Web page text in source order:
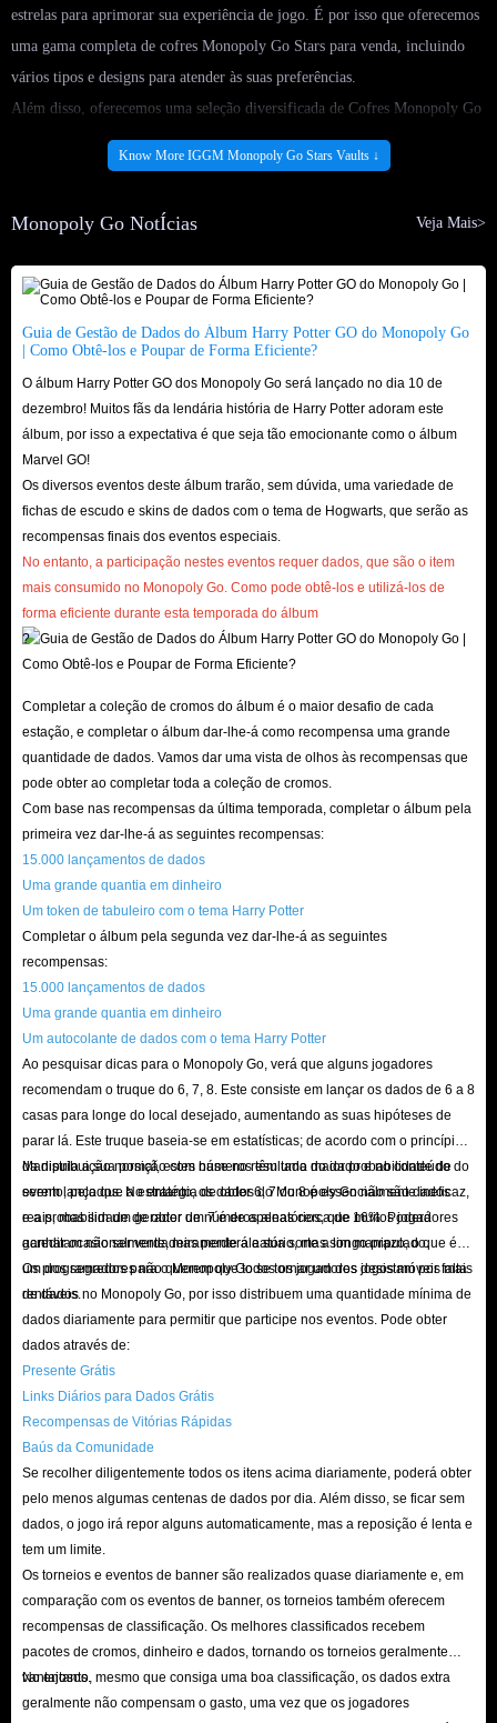
estrelas para aprimorar sua experiência de jogo. É por isso que oferecemos
uma gama completa de cofres Monopoly Go Stars para venda, incluindo
vários tipos e designs para atender às suas preferências.
Além disso, oferecemos uma seleção diversificada de Cofres Monopoly Go
Stars baratos, mas também garantimos que os preços mostrados sejam
acessíveis para todos os jogadores. Todos deveriam ter acesso aos seus Stars
para manter nossos preços baixos sem comprometer a qualidade do serviço.
Ao comprar Monopoly Go Stars Vaults em IGGM.com, você pode ter
certeza de que está obtendo o melhor valor pelo seu dinheiro. Você pode
ingressar em nosso Programa de Afiliados, tornar-se VIP, reivindicar
ofertas de feriados ou participar de eventos promocionais sociais para obter
melhores descontos. Desta forma, você pode comprar Pacote (Adesivos
com Valor Mais Estrelas) com o custo menor.
cliente. Nossa equipe se dedica a garantir que sua experiência de compra
seja tranquila e agradável do início ao fim. Se você tiver dúvidas sobre
nossos produtos ou precisar de assistência com seu pedido, estamos aqui
para ajudar em cada etapa do processo.
Com nossas vantagens completas, você certamente encontrará os Stars
Vaults perfeitos para elevar sua jogabilidade no Monopoly Go. Não perca a
oportunidade de aprimorar sua experiência de jogo com Stars Vaults
baratos que não vão custar muito. Compre agora e leve seu jogo Monopoly
Go a novos patamares!
Know More IGGM Monopoly Go Stars Vaults ↓
Monopoly Go NotÍcias Veja Mais>
Guia de Gestão de Dados do Álbum Harry Potter GO do Monopoly Go
| Como Obtê-los e Poupar de Forma Eficiente?
O álbum Harry Potter GO dos Monopoly Go será lançado no dia 10 de
dezembro! Muitos fãs da lendária história de Harry Potter adoram este
álbum, por isso a expectativa é que seja tão emocionante como o álbum
Marvel GO!
Os diversos eventos deste álbum trarão, sem dúvida, uma variedade de
fichas de escudo e skins de dados com o tema de Hogwarts, que serão as
recompensas finais dos eventos especiais.
No entanto, a participação nestes eventos requer dados, que são o item
mais consumido no Monopoly Go. Como pode obtê-los e utilizá-los de
forma eficiente durante esta temporada do álbum
?
Completar a coleção de cromos do álbum é o maior desafio de cada
estação, e completar o álbum dar-lhe-á como recompensa uma grande
quantidade de dados. Vamos dar uma vista de olhos às recompensas que
pode obter ao completar toda a coleção de cromos.
Com base nas recompensas da última temporada, completar o álbum pela
primeira vez dar-lhe-á as seguintes recompensas:
15.000 lançamentos de dados
Uma grande quantia em dinheiro
Um token de tabuleiro com o tema Harry Potter
Completar o álbum pela segunda vez dar-lhe-á as seguintes
recompensas:
15.000 lançamentos de dados
Uma grande quantia em dinheiro
Um autocolante de dados com o tema Harry Potter
Ao pesquisar dicas para o Monopoly Go, verá que alguns jogadores
recomendam o truque do 6, 7, 8. Este consiste em lançar os dados de 6 a 8
casas para longe do local desejado, aumentando as suas hipóteses de
parar lá. Este truque baseia-se em estatísticas; de acordo com o princípio
da distribuição normal, estes números têm uma maior probabilidade de
serem lançados. No entanto, os dados do Monopoly Go não são dados
reais, mas sim um gerador de números aleatórios, que muitos jogadores
acreditam não ser verdadeiramente aleatório, mas sim manipulado.
Manipula a sua posição com base no resultado do dado e no conteúdo do
evento, pelo que a estratégia de obter 6, 7 ou 8 é essencialmente ineficaz,
e a probabilidade de obter um 7 é de apenas cerca de 16%. Poderá
ganhar ocasionalmente, mas perderá a sua sorte a longo prazo, o que é
um dos segredos para o Monopoly Go se tornar um dos jogos móveis mais
rentáveis.
Os programadores não querem que todos os jogadores desistam por falta
de dados no Monopoly Go, por isso distribuem uma quantidade mínima de
dados diariamente para permitir que participe nos eventos. Pode obter
dados através de:
Presente Grátis
Links Diários para Dados Grátis
Recompensas de Vitórias Rápidas
Baús da Comunidade
Se recolher diligentemente todos os itens acima diariamente, poderá obter
pelo menos algumas centenas de dados por dia. Além disso, se ficar sem
dados, o jogo irá repor alguns automaticamente, mas a reposição é lenta e
tem um limite.
Os torneios e eventos de banner são realizados quase diariamente e, em
comparação com os eventos de banner, os torneios também oferecem
recompensas de classificação. Os melhores classificados recebem
pacotes de cromos, dinheiro e dados, tornando os torneios geralmente
vantajosos.
No entanto, mesmo que consiga uma boa classificação, os dados extra
geralmente não compensam o gasto, uma vez que os jogadores